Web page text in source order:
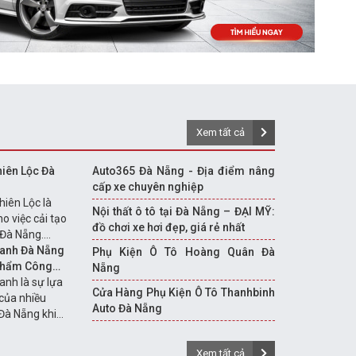
Xem tất cả
Lộc Đà
Lộc là
việc cải tạo
Nẵng.
nâng cấp
cho cả
đã xuống
xe mới
thay đổi
Đà Nẵng
Công
là sự lựa
nhiều
Nẵng khi
Auto365 Đà Nẵng - Địa điểm nâng
cấp xe chuyên nghiệp
Nội thất ô tô tại Đà Nẵng – ĐẠI MỸ:
đồ chơi xe hơi đẹp, giá rẻ nhất
Phụ Kiện Ô Tô Hoàng Quân Đà
Nẵng
Cửa Hàng Phụ Kiện Ô Tô Thanhbinh
Auto Đà Nẵng
Xem tất cả